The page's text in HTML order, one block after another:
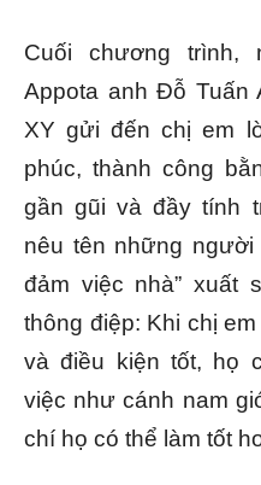
Cuối chương
Appota anh Đỗ Tuấn
XY gửi đến chị em
phúc, thành công
gần gũi và đầy tính
nêu tên những
đảm việc nhà” xuất
thông điệp: Khi chị
và điều kiện tốt, họ
việc như cánh nam
chí họ có thể làm tốt